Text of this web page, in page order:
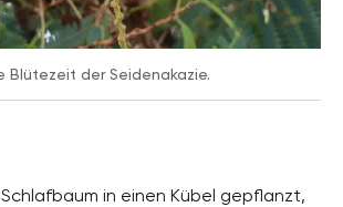
Blütezeit der Seidenakazie.
in einen Kübel gepflanzt,